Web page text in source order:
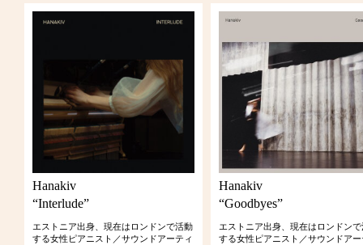
Hanakiv
“Interlude”
エストニア出身、現在はロンドンで活動
する女性ピアニスト／サウンドアーティ
Hanakiv
“Goodbyes”
エストニア出身、現在はロンドン
する女性ピアニスト／サウンドアー